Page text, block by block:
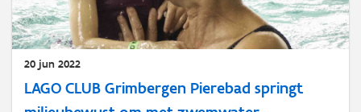
20 jun 2022
LAGO CLUB Grimbergen Pierebad springt